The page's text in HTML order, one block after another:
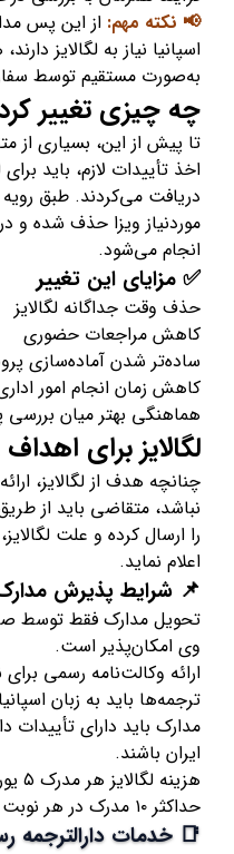
📢 نکته مهم: از این پس
اسپانیا نیاز به لگالایز
به‌صورت مستقیم توسط
چه چیزی تغییر
تا پیش از این، بسیاری از
اخذ تأییدات لازم، باید
دریافت می‌کردند. طبق
موردنیاز ویزا حذف شده و
انجام می‌شود.
✅ مزایای این تغییر
حذف وقت جداگانه لگالایز
کاهش مراجعات حضوری
ساده‌تر شدن آماده‌سازی
کاهش زمان انجام امور
هماهنگی بهتر میان بررسی
لگالایز برای
چنانچه هدف از لگالایز،
نباشد، متقاضی باید از
را ارسال کرده و علت
اعلام نماید.
📌 شرایط پذیرش
تحویل مدارک فقط توسط
وی امکان‌پذیر است.
ارائه وکالت‌نامه رسمی
ترجمه‌ها باید به زبان
مدارک باید دارای تأییدات
ایران باشند.
هزینه لگالایز هر مدرک ۵ یورو است.
حداکثر ۱۰ مدرک در هر نوبت قابل ارائه خواهد بود.
📑 خدمات دارالترجمه